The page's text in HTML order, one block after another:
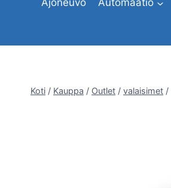
Koti / Kauppa / Outlet / valaisimet /